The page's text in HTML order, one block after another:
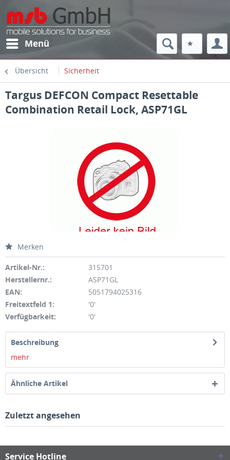
Menü
Übersicht Sicherheit
Targus DEFCON Compact Resettable
Combination Retail Lock, ASP71GL
Merken
Artikel-Nr.:
315701
Herstellernr.:
ASP71GL
EAN:
5051794025316
Freitextfeld 1:
'0'
Verfügbarkeit:
'0'
Beschreibung
mehr
Ähnliche Artikel
Zuletzt angesehen
Service Hotline